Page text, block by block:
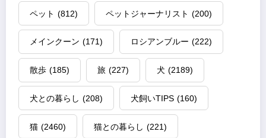
ペット (812) ペットジャーナリスト (200)
メインクーン (171) ロシアンブルー (222)
散歩 (185) 旅 (227) 犬 (2189)
犬との暮らし (208) 犬飼いTIPS (160)
猫 (2460) 猫との暮らし (221)